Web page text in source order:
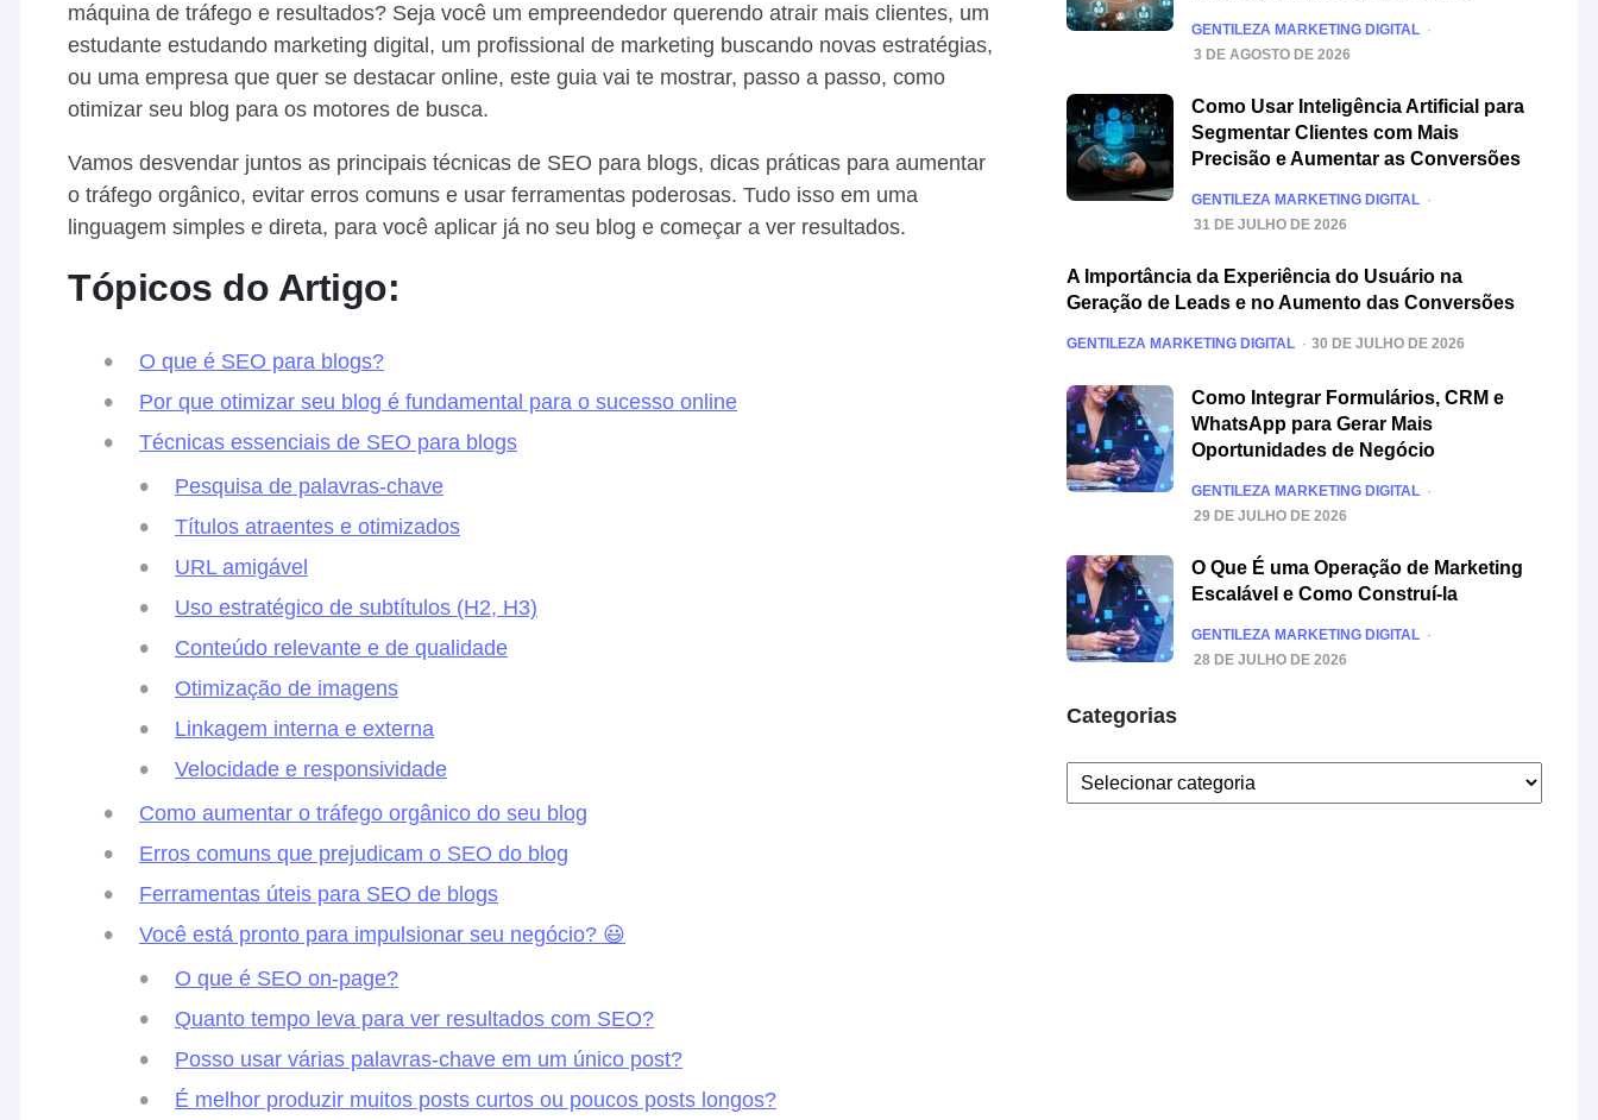
máquina de tráfego e resultados? Seja você um empreendedor querendo atrair mais clientes, um
estudante estudando marketing digital, um profissional de marketing buscando novas estratégias,
ou uma empresa que quer se destacar online, este guia vai te mostrar, passo a passo, como
otimizar seu blog para os motores de busca.
Vamos desvendar juntos as principais técnicas de SEO para blogs, dicas práticas para aumentar
o tráfego orgânico, evitar erros comuns e usar ferramentas poderosas. Tudo isso em uma
linguagem simples e direta, para você aplicar já no seu blog e começar a ver resultados.
Tópicos do Artigo:
O que é SEO para blogs?
Por que otimizar seu blog é fundamental para o sucesso online
Técnicas essenciais de SEO para blogs
Pesquisa de palavras-chave
Títulos atraentes e otimizados
URL amigável
Uso estratégico de subtítulos (H2, H3)
Conteúdo relevante e de qualidade
Otimização de imagens
Linkagem interna e externa
Velocidade e responsividade
Como aumentar o tráfego orgânico do seu blog
Erros comuns que prejudicam o SEO do blog
Ferramentas úteis para SEO de blogs
Você está pronto para impulsionar seu negócio? 😃
O que é SEO on-page?
Quanto tempo leva para ver resultados com SEO?
Posso usar várias palavras-chave em um único post?
É melhor produzir muitos posts curtos ou poucos posts longos?
POSTED
GENTILEZA MARKETING DIGITAL
3 DE AGOSTO DE 2026
Como Usar Inteligência Artificial para
Segmentar Clientes com Mais
Precisão e Aumentar as Conversões
POSTED
GENTILEZA MARKETING DIGITAL
31 DE JULHO DE 2026
A Importância da Experiência do Usuário na
Geração de Leads e no Aumento das Conversões
POSTED
GENTILEZA MARKETING DIGITAL 30 DE JULHO DE 2026
Como Integrar Formulários, CRM e
WhatsApp para Gerar Mais
Oportunidades de Negócio
POSTED
GENTILEZA MARKETING DIGITAL
29 DE JULHO DE 2026
O Que É uma Operação de Marketing
Escalável e Como Construí-la
POSTED
GENTILEZA MARKETING DIGITAL
28 DE JULHO DE 2026
Categorias